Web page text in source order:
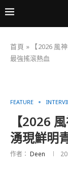
首頁 »
【2026 風
最強搖滾熱血
FEATURE
【2026
湧現鮮明
作者： Deen